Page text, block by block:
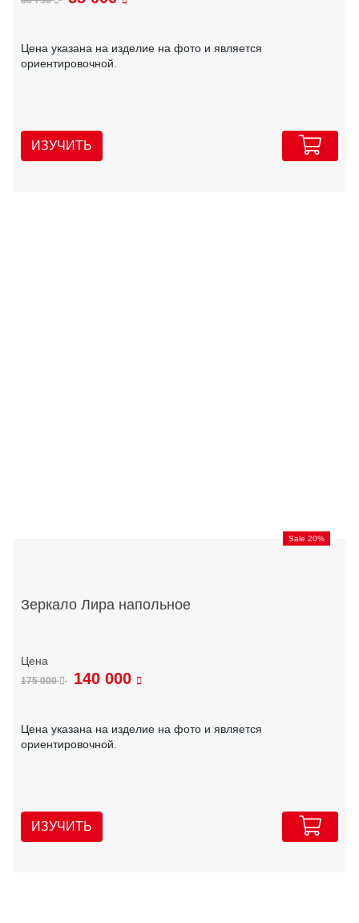
Цена указана на изделие на фото и является
ориентировочной.
ИЗУЧИТЬ
Sale 20%
Зеркало Лира напольное
175 000 140 000
Цена указана на изделие на фото и является
ориентировочной.
ИЗУЧИТЬ